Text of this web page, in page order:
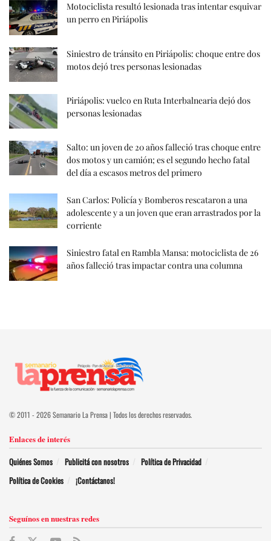
Motociclista resultó lesionada tras intentar esquivar
un perro en Piriápolis
Siniestro de tránsito en Piriápolis: choque entre dos
motos dejó tres personas lesionadas
Piriápolis: vuelco en Ruta Interbalnearia dejó dos
personas lesionadas
Salto: un joven de 20 años falleció tras choque entre
dos motos y un camión; es el segundo hecho fatal
del día a escasos metros del primero
San Carlos: Policía y Bomberos rescataron a una
adolescente y a un joven que eran arrastrados por la
corriente
Siniestro fatal en Rambla Mansa: motociclista de 26
años falleció tras impactar contra una columna
© 2011 - 2026 Semanario La Prensa | Todos los derechos reservados.
Enlaces de interés
Quiénes Somos Publicitá con nosotros
Política de Privacidad
Política de Cookies
¡Contáctanos!
Seguínos en nuestras redes